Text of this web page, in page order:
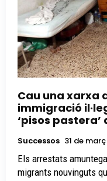
Cau una xarxa
immigració
‘pisos pastera’
Successos 31 de
Els arrestats
migrants nouvinguts